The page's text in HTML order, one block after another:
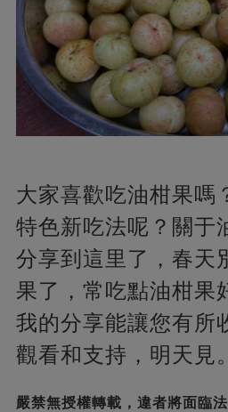
大家喜歡吃油柑果嗎
特色新吃法呢？關于
分享到這里了，春天
果了，常吃點油柑果
我的分享能讓您有所
觀看和支持，明天見。
嚴禁無授權轉載，違者將面臨法